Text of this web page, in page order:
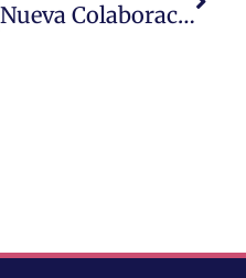
Nueva Colaboración En Prensa De Nuestra Decana